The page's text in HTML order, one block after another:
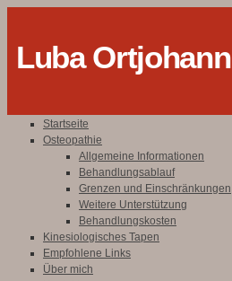
Luba
Startseite
Osteopathie
Allgemeine Informationen
Behandlungsablauf
Grenzen und Einschränkungen
Weitere Unterstützung
Behandlungskosten
Kinesiologisches Tapen
Empfohlene Links
Über mich